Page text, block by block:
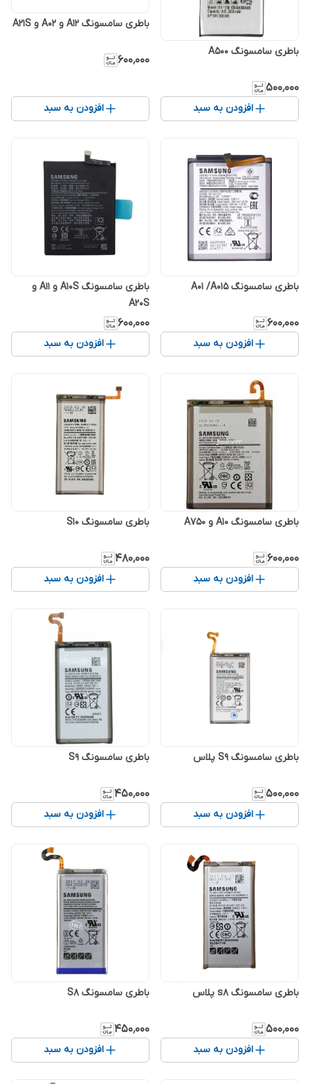
باطری سامسونگ A500
۵۰۰٬۰۰۰
افزودن به سبد
باطری سامسونگ A12 و A02 و A21S
۶۰۰٬۰۰۰
افزودن به سبد
باطری سامسونگ A01 /A015
۶۰۰٬۰۰۰
افزودن به سبد
باطری سامسونگ A10S و A11 و
A20S
۶۰۰٬۰۰۰
افزودن به سبد
باطری سامسونگ A10 و A750
۶۰۰٬۰۰۰
افزودن به سبد
باطری سامسونگ S10
۴۸۰٬۰۰۰
افزودن به سبد
باطری سامسونگ S9 پلاس
۵۰۰٬۰۰۰
افزودن به سبد
باطری سامسونگ S9
۴۵۰٬۰۰۰
افزودن به سبد
باطری سامسونگ s8 پلاس
۵۰۰٬۰۰۰
افزودن به سبد
باطری سامسونگ S8
۴۵۰٬۰۰۰
افزودن به سبد